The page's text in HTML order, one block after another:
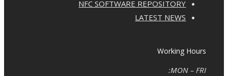
NFC SOFTWARE REPOSITORY
LATEST NEWS
Working Hours
MON – FRI: